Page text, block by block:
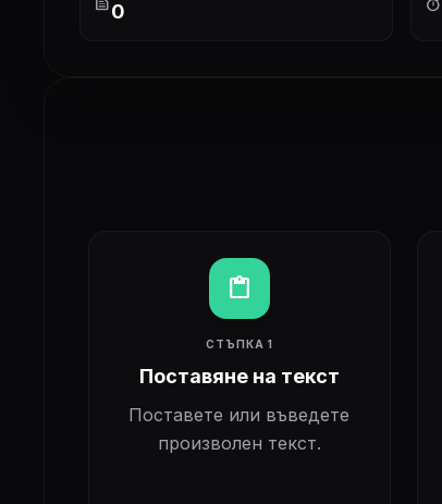
0
content_paste
СТЪПКА 1
Поставяне на текст
Поставете или въведете
произволен текст.